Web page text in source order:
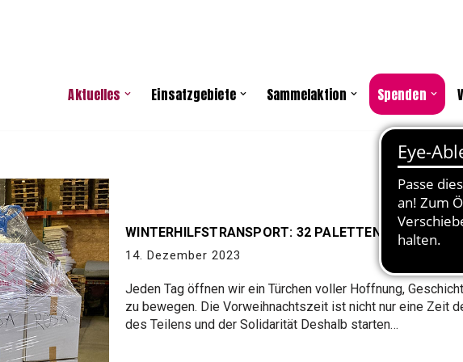
Aktuelles Einsatzgebiete Sammelaktion Spenden
WINTERHILFSTRANSPORT: 32 PALETTEN NACH
14. Dezember 2023
Jeden Tag öffnen wir ein Türchen voller Hoffnung,
zu bewegen. Die Vorweihnachtszeit ist nicht nur eine Zeit
des Teilens und der Solidarität Deshalb starten…